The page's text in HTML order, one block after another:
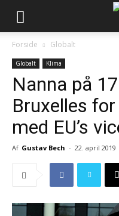
Forside Globalt
Globalt Klima
Nanna på
Bruxelles
med EU’s
Af Gustav Bech - 22. april 2019